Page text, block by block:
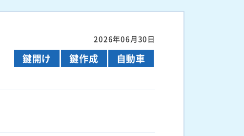
2026年06月30日
鍵開け 鍵作成 自動車